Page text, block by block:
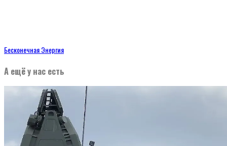
Бесконечная Энергия
А ещё у нас есть